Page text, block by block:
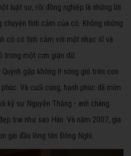
luật sư, rồi đồng nghiệp là những lời
tình cảm của cô. Không những
cô có tình cảm với một nhạc sĩ và
trong một cơn giận dữ.
gặp không ít sóng gió trên con
Và cuối cùng, hạnh phúc đã mỉm
kỹ sư Nguyễn Thắng - anh chàng
trai như sao Hàn. Và năm 2007, gia
gái đầu lòng tên Đông Nghi.